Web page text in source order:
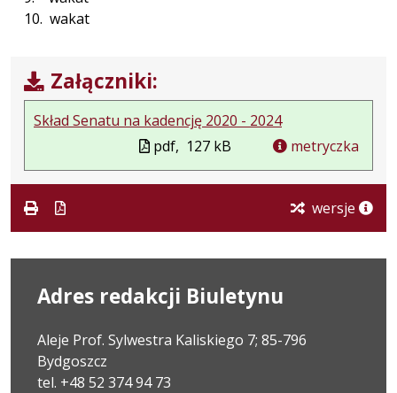
10. wakat
Załączniki:
Skład Senatu na kadencję 2020 - 2024
pdf, 127 kB metryczka
wersje
Adres redakcji Biuletynu
Aleje Prof. Sylwestra Kaliskiego 7; 85-796
Bydgoszcz
tel. +48 52 374 94 73